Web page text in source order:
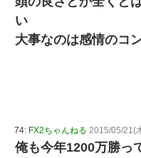
い
大事なのは感情のコ
74: FX2ちゃんねる 2015/05/21(
俺も今年1200万勝っ